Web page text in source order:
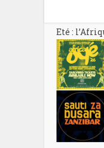
Eté :